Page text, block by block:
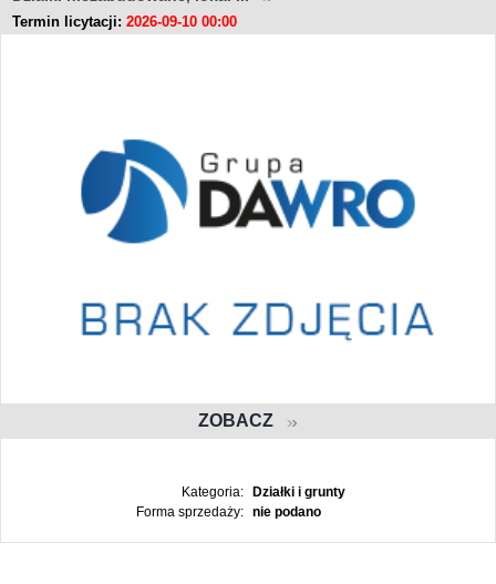
Termin licytacji: 2026-09-10 00:00
ZOBACZ
Kategoria:
Działki i grunty
Forma sprzedaży:
nie podano